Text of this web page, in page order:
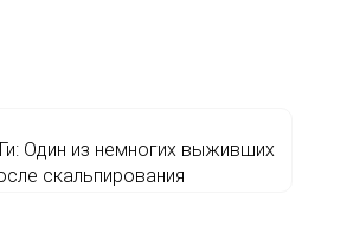
Один из немногих выживших
скальпирования